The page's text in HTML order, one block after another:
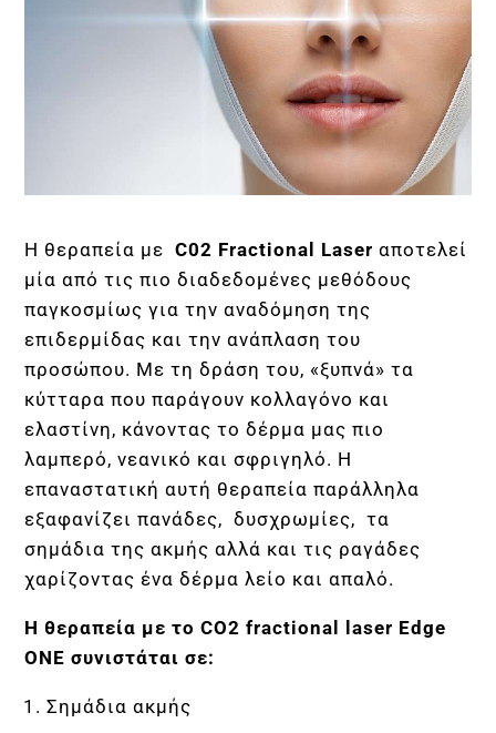
H θεραπεία μεC02 Fractional Laser αποτελεί
μία από τις πιο διαδεδομένες μεθόδους
παγκοσμίως για την αναδόμηση της
επιδερμίδας και την ανάπλαση του
προσώπου. Με τη δράση του, «ξυπνά» τα
κύτταρα που παράγουν κολλαγόνο και
ελαστίνη, κάνοντας το δέρμα μας πιο
λαμπερό, νεανικό και σφριγηλό. Η
επαναστατική αυτή θεραπεία παράλληλα
εξαφανίζει πανάδες, δυσχρωμίες, τα
σημάδια της ακμής αλλά και τις ραγάδες
χαρίζοντας ένα δέρμα λείο και απαλό.
Η θεραπεία με το CO2fractional laser Edge
ONEσυνιστάται σε:
Σημάδια ακμής